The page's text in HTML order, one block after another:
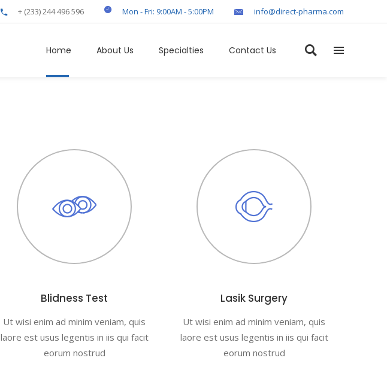
+ (233) 244 496 596 Mon - Fri: 9:00AM - 5:00PM info@direct-pharma.com
Home About Us Specialties Contact Us
Blidness Test
Ut wisi enim ad minim veniam, quis
laore est usus legentis in iis qui facit
eorum nostrud
Lasik Surgery
Ut wisi enim ad minim veniam, quis
laore est usus legentis in iis qui facit
eorum nostrud